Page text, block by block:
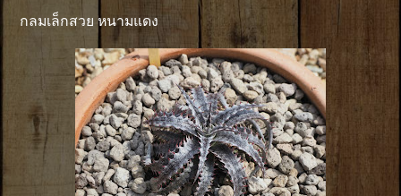
กลมเล็กสวย หนามแดง